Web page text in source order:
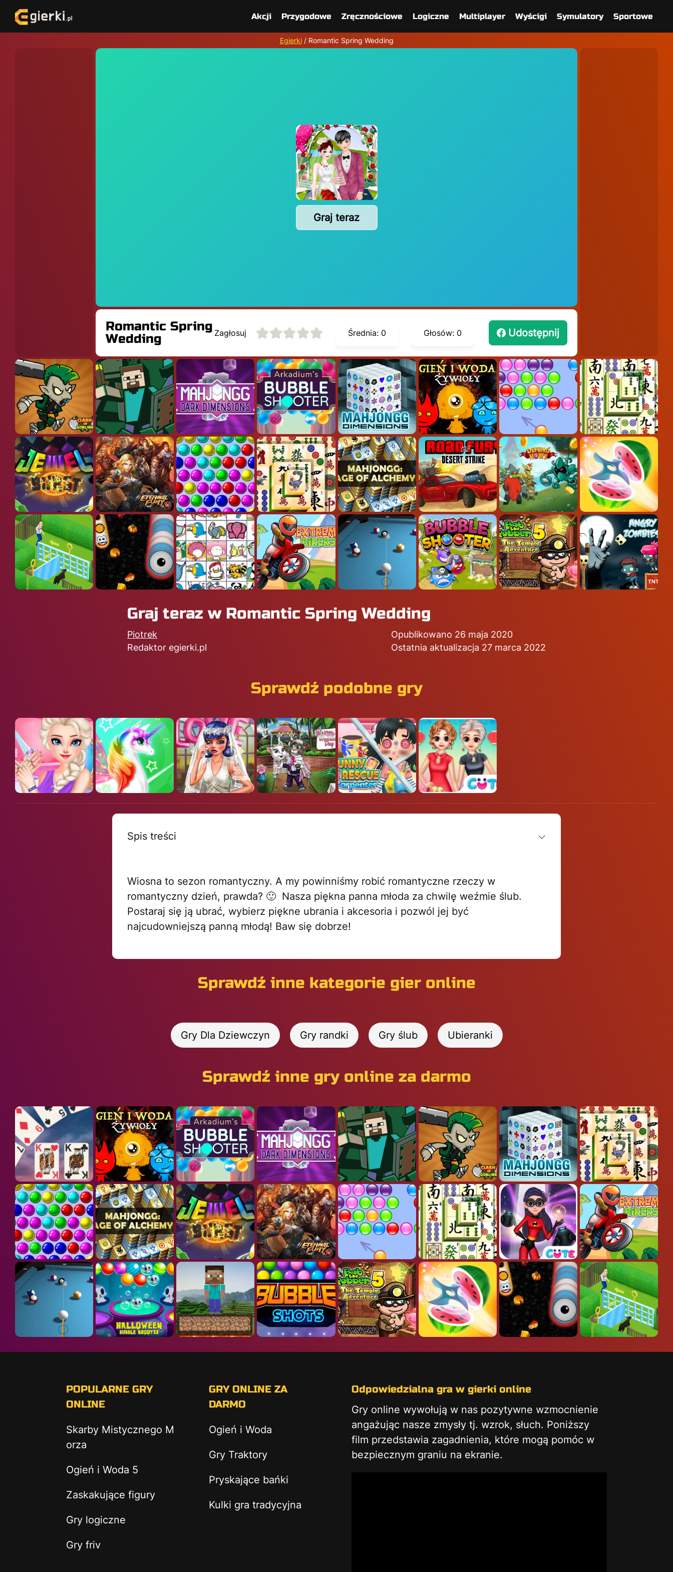
Akcji Przygodowe Zręcznościowe Logiczne Multiplayer Wyścigi Symulatory Sportowe
Egierki/ Romantic Spring Wedding
Graj teraz
Romantic Spring
Wedding
Zagłosuj Średnia: 0 Głosów: 0 Udostępnij
Graj teraz w Romantic Spring Wedding
Piotrek
Redaktor egierki.pl
Opublikowano 26 maja 2020
Ostatnia aktualizacja 27 marca 2022
Sprawdź podobne gry
Spis treści
Wiosna to sezon romantyczny. A my powinniśmy robić romantyczne rzeczy w
romantyczny dzień, prawda? 🙂 Nasza piękna panna młoda za chwilę weźmie ślub.
Postaraj się ją ubrać, wybierz piękne ubrania i akcesoria i pozwól jej być
najcudowniejszą panną młodą! Baw się dobrze!
Sprawdź inne kategorie gier online
Gry Dla Dziewczyn Gry randki Gry ślub Ubieranki
Sprawdź inne gry online za darmo
POPULARNE GRY
ONLINE
Skarby Mistycznego M
orza
Ogień i Woda 5
Zaskakujące figury
Gry logiczne
Gry friv
GRY ONLINE ZA
DARMO
Ogień i Woda
Gry Traktory
Pryskające bańki
Kulki gra tradycyjna
Odpowiedzialna gra w gierki online
Gry online wywołują w nas pozytywne wzmocnienie
angażując nasze zmysły tj. wzrok, słuch. Poniższy
film przedstawia zagadnienia, które mogą pomóc w
bezpiecznym graniu na ekranie.